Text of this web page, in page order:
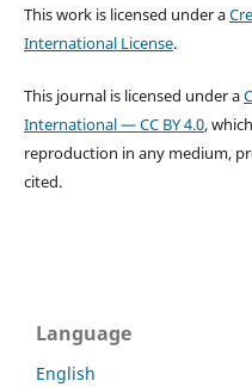
This work is licensed under a
International License.
This journal is licensed under a
International — CC BY 4.0,
reproduction in any medium,
cited.
Language
English